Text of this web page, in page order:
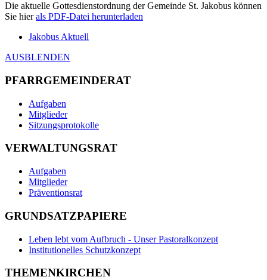
Die aktuelle Gottesdienstordnung der Gemeinde St. Jakobus können
Sie hierals PDF-Datei herunterladen
Jakobus Aktuell
AUSBLENDEN
PFARRGEMEINDERAT
Aufgaben
Mitglieder
Sitzungsprotokolle
VERWALTUNGSRAT
Aufgaben
Mitglieder
Präventionsrat
GRUNDSATZPAPIERE
Leben lebt vom Aufbruch - Unser Pastoralkonzept
Institutionelles Schutzkonzept
THEMENKIRCHEN